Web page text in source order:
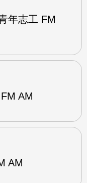
年志工 FM
AM
AM